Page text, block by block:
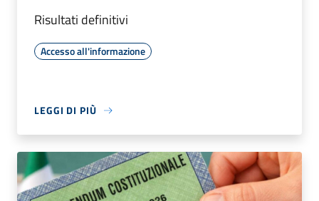
Risultati definitivi
Accesso all'informazione
LEGGI DI PIÙ